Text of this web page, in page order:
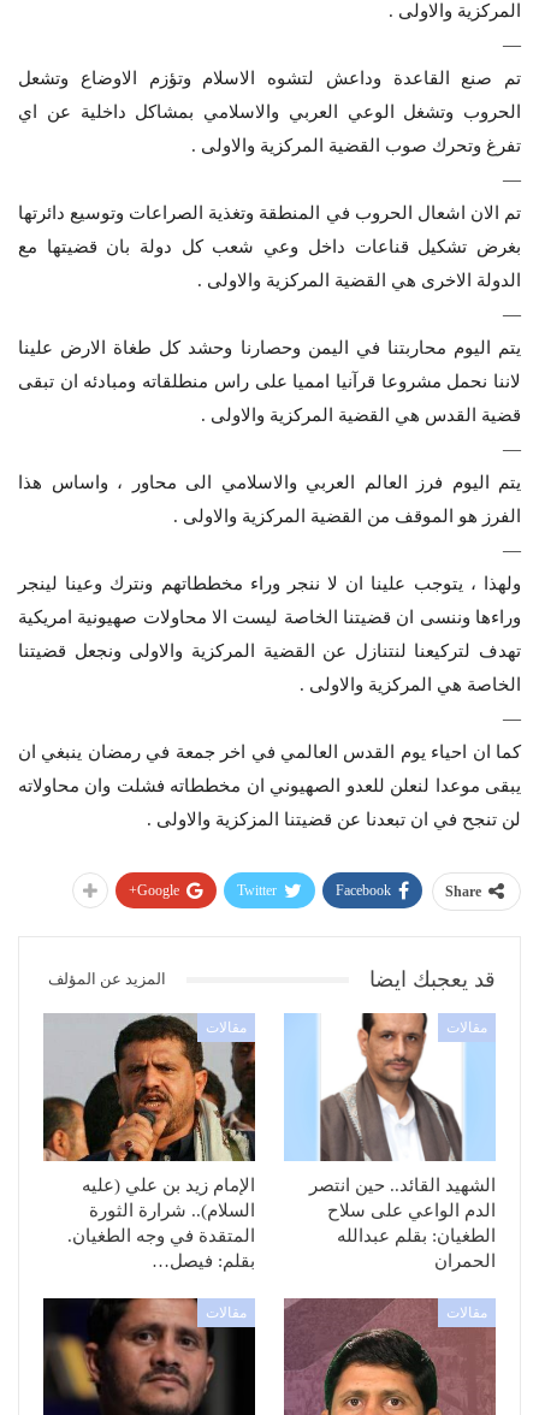
المركزية والاولى .
—
تم صنع القاعدة وداعش لتشوه الاسلام وتؤزم الاوضاع وتشعل
الحروب وتشغل الوعي العربي والاسلامي بمشاكل داخلية عن اي
تفرغ وتحرك صوب القضية المركزية والاولى .
—
تم الان اشعال الحروب في المنطقة وتغذية الصراعات وتوسيع دائرتها
بغرض تشكيل قناعات داخل وعي شعب كل دولة بان قضيتها مع
الدولة الاخرى هي القضية المركزية والاولى .
—
يتم اليوم محاربتنا في اليمن وحصارنا وحشد كل طغاة الارض علينا
لاننا نحمل مشروعا قرآنيا امميا على راس منطلقاته ومبادئه ان تبقى
قضية القدس هي القضية المركزية والاولى .
—
يتم اليوم فرز العالم العربي والاسلامي الى محاور ، واساس هذا
الفرز هو الموقف من القضية المركزية والاولى .
—
ولهذا ، يتوجب علينا ان لا ننجر وراء مخططاتهم ونترك وعينا لينجر
وراءها وننسى ان قضيتنا الخاصة ليست الا محاولات صهيونية امريكية
تهدف لتركيعنا لنتنازل عن القضية المركزية والاولى ونجعل قضيتنا
الخاصة هي المركزية والاولى .
—
كما ان احياء يوم القدس العالمي في اخر جمعة في رمضان ينبغي ان
يبقى موعدا لنعلن للعدو الصهيوني ان مخططاته فشلت وان محاولاته
لن تنجح في ان تبعدنا عن قضيتنا المزكزية والاولى .
Share
Facebook
Twitter
Google+
قد يعجبك ايضا المزيد عن المؤلف
مقالات
الشهيد القائد.. حين انتصر
الدم الواعي على سلاح
الطغيان: بقلم عبدالله
الحمران
مقالات
الإمام زيد بن علي (عليه
السلام).. شرارة الثورة
المتقدة في وجه الطغيان.
بقلم: فيصل…
مقالات مقالات